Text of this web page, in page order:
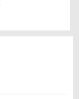
appréciés!
amis.